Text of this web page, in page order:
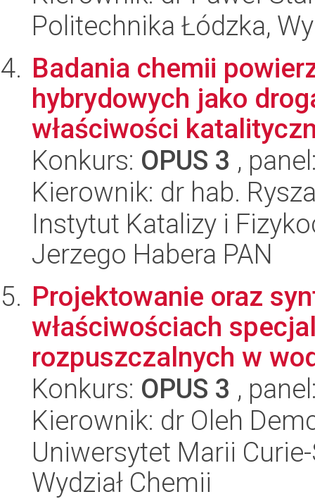
Politechnika Łódzka,
Badania chemii
hybrydowych jako
właściwości
Konkurs: OPUS 3 ,
Kierownik: dr hab.
Instytut Katalizy i
Jerzego Habera PAN
Projektowanie oraz
właściwościach
rozpuszczalnych w
Konkurs: OPUS 3 ,
Kierownik: dr Oleh
Uniwersytet Marii
Wydział Chemii